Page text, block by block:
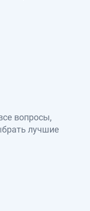
вопросы,
лучшие